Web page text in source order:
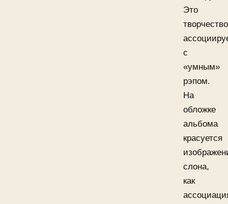
Это
творчество
с
«умным»
рэпом.
На
обложке
альбома
красуется
слона,
как